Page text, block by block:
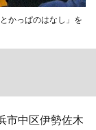
かっぱのはなし」を
市中区伊勢佐木